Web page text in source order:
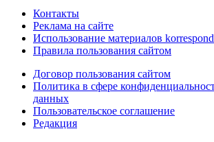
Контакты
Реклама на сайте
Использование материалов
Правила пользования сайтом
Договор пользования сайтом
Политика в сфере
данных
Пользовательское соглашение
Редакция